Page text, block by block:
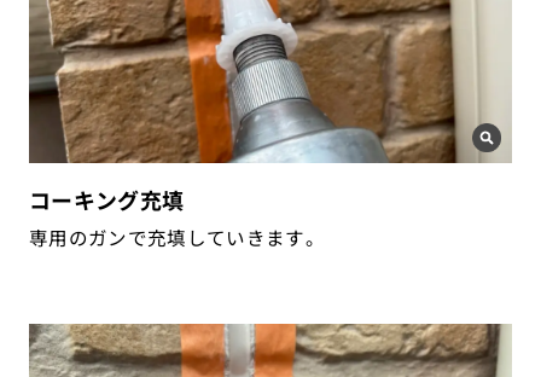
コーキング充填
専用のガンで充填していきます。